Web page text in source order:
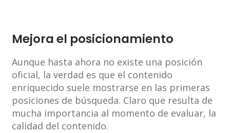
Mejora el posicionamiento
Aunque hasta ahora no existe una posición
oficial, la verdad es que el contenido
enriquecido suele mostrarse en las primeras
posiciones de búsqueda. Claro que resulta de
mucha importancia al momento de evaluar, la
calidad del contenido.